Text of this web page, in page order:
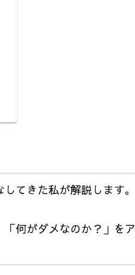
てきた私が解説します。
何がダメなのか？」をア